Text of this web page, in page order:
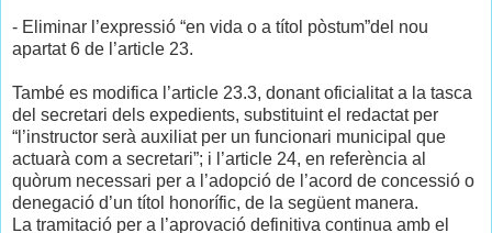
- Eliminar l’expressió “en vida o a títol pòstum”del nou
apartat 6 de l’article 23.
També es modifica l’article 23.3, donant oficialitat a la tasca
del secretari dels expedients, substituint el redactat per
“l’instructor serà auxiliat per un funcionari municipal que
actuarà com a secretari”; i l’article 24, en referència al
quòrum necessari per a l’adopció de l’acord de concessió o
denegació d’un títol honorífic, de la següent manera.
La tramitació per a l’aprovació definitiva continua amb el